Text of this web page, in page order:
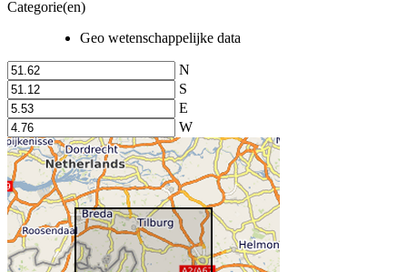
Categorie(en)
Geo wetenschappelijke data
N
S
E
W